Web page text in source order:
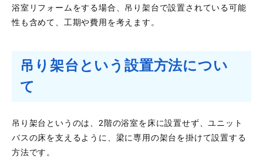
浴室リフォームをする場合、吊り架台で設置されている可能
性も含めて、工期や費用を考えます。
吊り架台という設置方法につい
て
吊り架台というのは、2階の浴室を床に設置せず、ユニット
バスの床を支えるように、梁に専用の架台を掛けて設置する
方法です。